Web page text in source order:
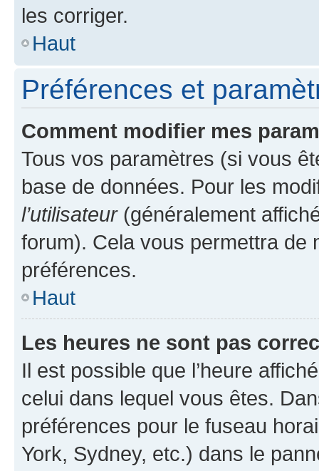
les corriger.
Haut
Préférences et
Comment modifier mes
Tous vos paramètres (si vous
base de données. Pour les
l’utilisateur(généralement
forum). Cela vous permettra de
préférences.
Haut
Les heures ne sont pas
Il est possible que l’heure
celui dans lequel vous êtes.
préférences pour le fuseau
York, Sydney, etc.) dans le